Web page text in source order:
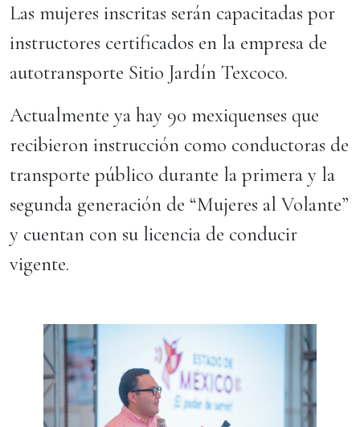
Las mujeres inscritas serán capacitadas por
instructores certificados en la empresa de
autotransporte Sitio Jardín Texcoco.
Actualmente ya hay 90 mexiquenses que
recibieron instrucción como conductoras de
transporte público durante la primera y la
segunda generación de “Mujeres al Volante”
y cuentan con su licencia de conducir
vigente.